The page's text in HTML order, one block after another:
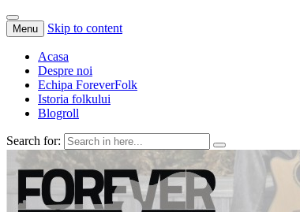
Menu Skip to content
Acasa
Despre noi
Echipa ForeverFolk
Istoria folkului
Blogroll
Search for:
ForeverFolk
Muzica sufletului tau